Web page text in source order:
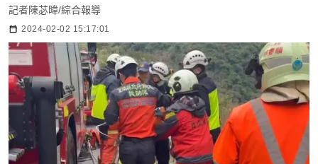
記者陳苾暐/綜合報導
2024-02-02 15:17:01